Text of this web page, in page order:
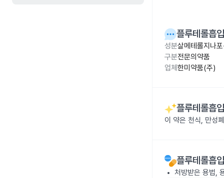
플루테롤
성분살메테롤지나
구분전문의약품
업체 한미약품(주)
플루테롤
이 약은 천식, 만성
플루테롤
처방받은 용법,